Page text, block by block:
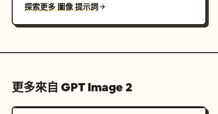
探索更多 圖像 提示詞
更多來自 GPT Image 2